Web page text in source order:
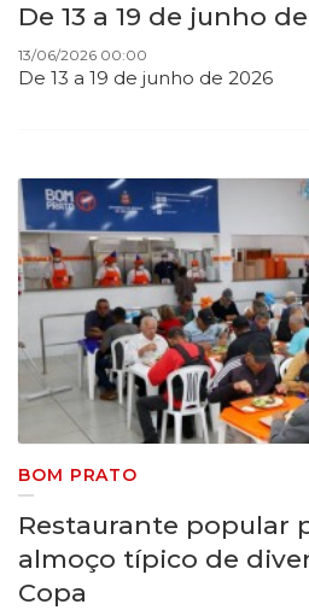
De 13 a 19 de junho
13/06/2026 00:00
De 13 a 19 de junho de 2026
BOM PRATO
Restaurante popular
almoço típico de
Copa